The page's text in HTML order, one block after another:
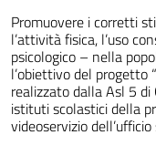
Promuovere i corretti
l’attività fisica, l’uso
psicologico – nella
l’obiettivo del progetto
realizzato dalla Asl 5
istituti scolastici della
videoservizio